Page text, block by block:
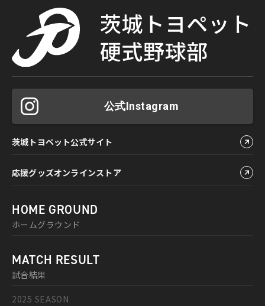
公式Instagram
茨城トヨペット公式サイト
応援グッズオンラインストア
HOME GROUND
ホームグラウンド
MATCH RESULT
試合結果
2025 SEASON